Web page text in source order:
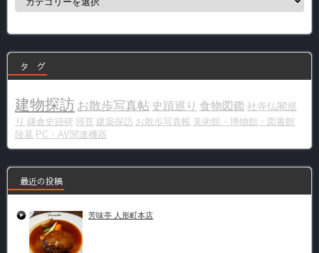
ー
タ グ
建物探訪 お散歩写真帖 史蹟巡り 食物図鑑 社寺仏閣巡
り 鎌倉史跡碑 掃苔 建築探訪 お散歩写真帳 美術館・博物館・図書館
陵墓 PC・AV関連機器
最近の投稿
芳味亭 人形町本店